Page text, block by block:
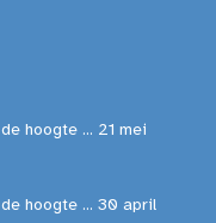
hoogte ... 21 mei
hoogte ... 30 april